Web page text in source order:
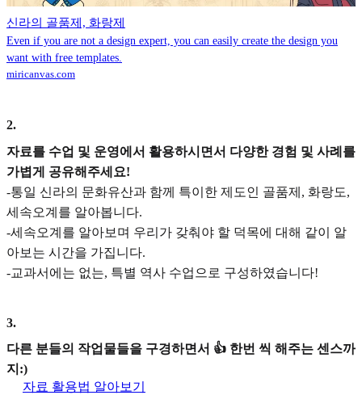
신라의 골품제, 화랑제
Even if you are not a design expert, you can easily create the design you
want with free templates.
miricanvas.com
2.
자료를 수업 및 운영에서 활용하시면서 다양한 경험 및 사례를
가볍게 공유해주세요!
-통일 신라의 문화유산과 함께 특이한 제도인 골품제, 화랑도,
세속오계를 알아봅니다.
-세속오계를 알아보며 우리가 갖춰야 할 덕목에 대해 같이 알
아보는 시간을 가집니다.
-교과서에는 없는, 특별 역사 수업으로 구성하였습니다!
3.
다른 분들의 작업물들을 구경하면서 👍 한번 씩 해주는 센스까
지:)
자료 활용법 알아보기